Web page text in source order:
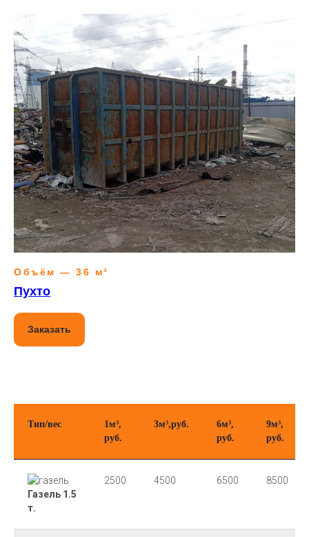
Объём — 36 м³
Пухто
Заказать
Тип/вес
1м³,
руб.
3м³,руб.
6м³,
руб.
9м³,
руб.
Газель 1.5
т.
2500 4500 6500 8500